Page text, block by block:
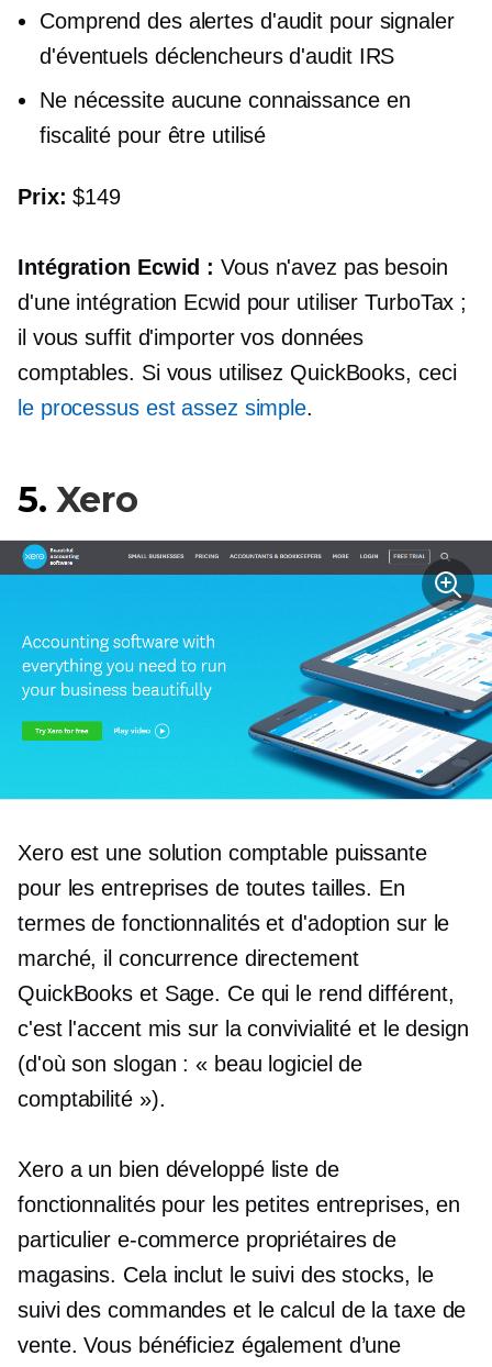
Comprend des alertes d'audit pour signaler
d'éventuels déclencheurs d'audit IRS
Ne nécessite aucune connaissance en
fiscalité pour être utilisé
Prix:$149
Intégration Ecwid : Vous n'avez pas besoin
d'une intégration Ecwid pour utiliser TurboTax ;
il vous suffit d'importer vos données
comptables. Si vous utilisez QuickBooks, ceci
le processus est assez simple.
5. Xero
Xero est une solution comptable puissante
pour les entreprises de toutes tailles. En
termes de fonctionnalités et d'adoption sur le
marché, il concurrence directement
QuickBooks et Sage. Ce qui le rend différent,
c'est l'accent mis sur la convivialité et le design
(d'où son slogan : « beau logiciel de
comptabilité »).
Xero a un bien développéliste de
fonctionnalités pour les petites entreprises, en
particulier e-commercepropriétaires de
magasins. Cela inclut le suivi des stocks, le
suivi des commandes et le calcul de la taxe de
vente. Vous bénéficiez également d’une